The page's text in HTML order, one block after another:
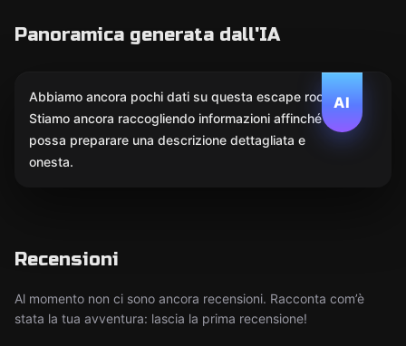
Panoramica generata dall'IA
AI
Abbiamo ancora pochi dati su questa escape room.
Stiamo ancora raccogliendo informazioni affinché l'IA
possa preparare una descrizione dettagliata e
onesta.
Recensioni
Al momento non ci sono ancora recensioni. Racconta com’è
stata la tua avventura: lascia la prima recensione!